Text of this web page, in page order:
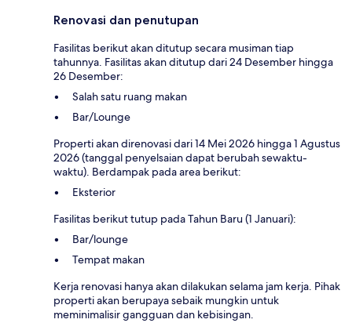
Renovasi dan penutupan
Fasilitas berikut akan ditutup secara musiman tiap
tahunnya. Fasilitas akan ditutup dari 24 Desember hingga
26 Desember:
Salah satu ruang makan
Bar/Lounge
Properti akan direnovasi dari 14 Mei 2026 hingga 1 Agustus
2026 (tanggal penyelsaian dapat berubah sewaktu-
waktu). Berdampak pada area berikut:
Eksterior
Fasilitas berikut tutup pada Tahun Baru (1 Januari):
Bar/lounge
Tempat makan
Kerja renovasi hanya akan dilakukan selama jam kerja. Pihak
properti akan berupaya sebaik mungkin untuk
meminimalisir gangguan dan kebisingan.